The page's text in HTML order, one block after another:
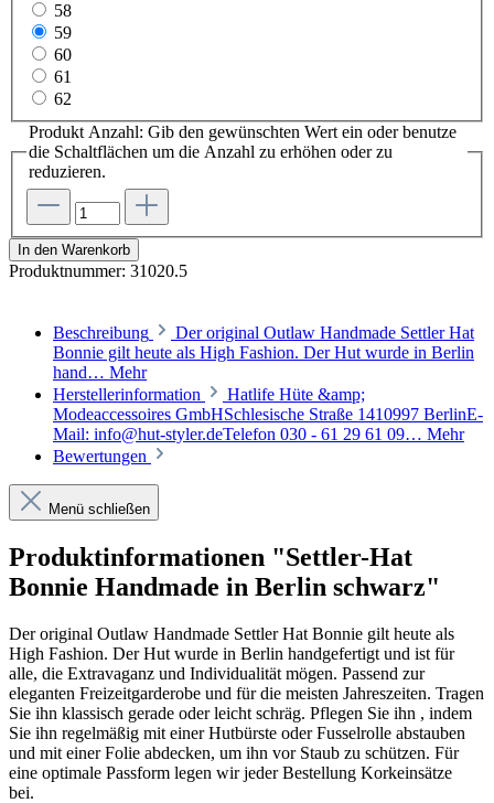
58
59
60
61
62
Produkt Anzahl: Gib den gewünschten Wert ein oder benutze
die Schaltflächen um die Anzahl zu erhöhen oder zu
reduzieren.
In den Warenkorb
Produktnummer: 31020.5
Beschreibung
Der original Outlaw Handmade Settler Hat
Bonnie gilt heute als High Fashion. Der Hut wurde in Berlin
hand… Mehr
Herstellerinformation
Hatlife Hüte &amp;
Modeaccessoires GmbHSchlesische Straße 1410997 BerlinE-
Mail: info@hut-styler.deTelefon 030 - 61 29 61 09… Mehr
Bewertungen
Menü schließen
Produktinformationen "Settler-Hat
Bonnie Handmade in Berlin schwarz"
Der original Outlaw Handmade Settler Hat Bonnie gilt heute als
High Fashion. Der Hut wurde in Berlin handgefertigt und ist für
alle, die Extravaganz und Individualität mögen. Passend zur
eleganten Freizeitgarderobe und für die meisten Jahreszeiten. Tragen
Sie ihn klassisch gerade oder leicht schräg. Pflegen Sie ihn , indem
Sie ihn regelmäßig mit einer Hutbürste oder Fusselrolle abstauben
und mit einer Folie abdecken, um ihn vor Staub zu schützen. Für
eine optimale Passform legen wir jeder Bestellung Korkeinsätze
bei.